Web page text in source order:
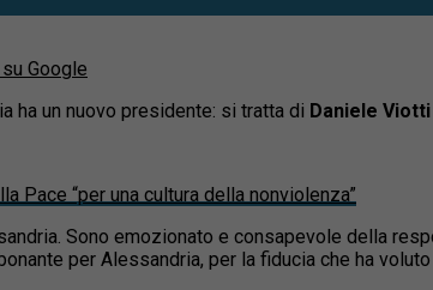
Google
ha un nuovo presidente: si tratta di Daniele Viotti
Pace “per una cultura della nonviolenza”
Sono emozionato e consapevole della
per Alessandria, per la fiducia che ha